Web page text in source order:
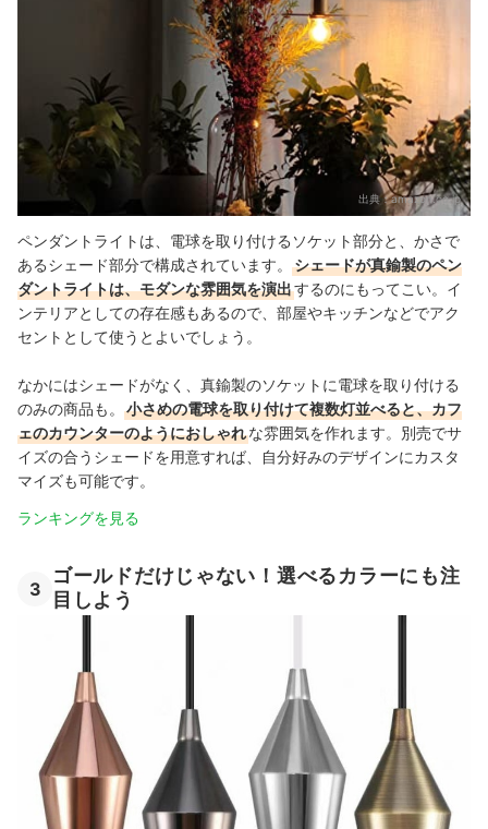
出典：amazon.co.jp
ペンダントライトは、電球を取り付けるソケット部分と、かさで
あるシェード部分で構成されています。
シェードが真鍮製のペン
ダントライトは、モダンな雰囲気を演出するのにもってこい。イ
ンテリアとしての存在感もあるので、部屋やキッチンなどでアク
セントとして使うとよいでしょう。
なかにはシェードがなく、真鍮製のソケットに電球を取り付ける
のみの商品も。
小さめの電球を取り付けて複数灯並べると、カフ
ェのカウンターのようにおしゃれな雰囲気を作れます。別売でサ
イズの合うシェードを用意すれば、自分好みのデザインにカスタ
マイズも可能です。
ランキングを見る
3
ゴールドだけじゃない！選べるカラーにも注
目しよう